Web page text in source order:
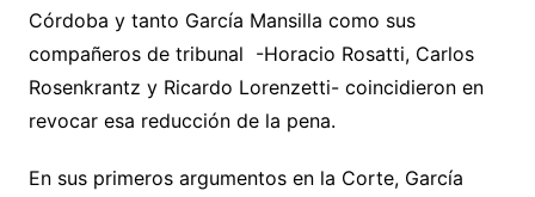
Córdoba y tanto García Mansilla como sus
compañeros de tribunal -Horacio Rosatti, Carlos
Rosenkrantz y Ricardo Lorenzetti- coincidieron en
revocar esa reducción de la pena.
En sus primeros argumentos en la Corte, García